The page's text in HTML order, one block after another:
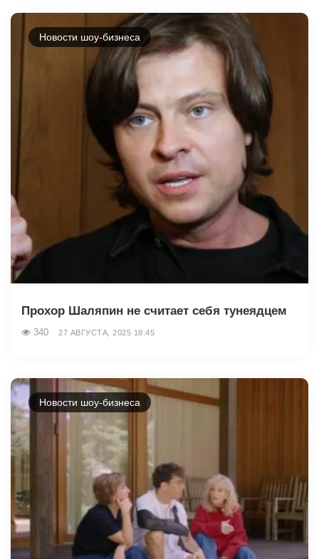
Новости шоу-бизнеса
Прохор Шаляпин не считает себя тунеядцем
340 27 АВГУСТА, 2025 18:45
Новости шоу-бизнеса